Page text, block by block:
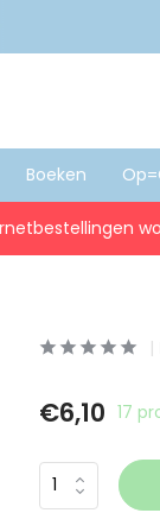
Boeken
€6,10 17